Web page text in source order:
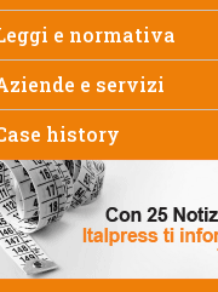
e normativa
e servizi
history